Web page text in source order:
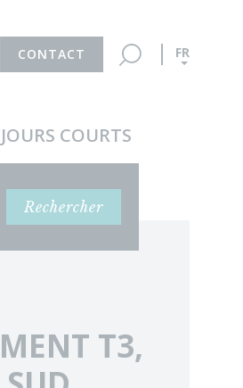
CONTACT FR
COURTS
Rechercher
T3,